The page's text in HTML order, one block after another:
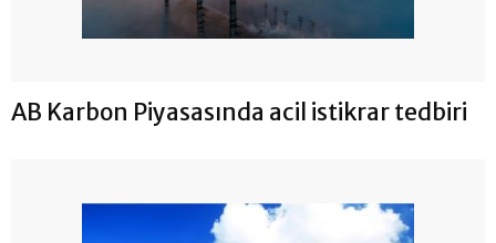
AB Karbon Piyasasında acil istikrar tedbiri